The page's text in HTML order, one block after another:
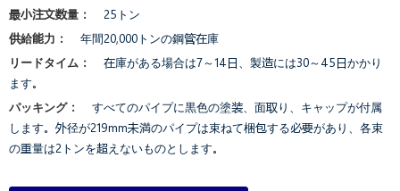
最小注文数量：
25トン
供給能力：
年間20,000トンの鋼管在庫
リードタイム：
在庫がある場合は7～14日、製造には30～45日かかり
ます。
パッキング：
すべてのパイプに黒色の塗装、面取り、キャップが付属
します。外径が219mm未満のパイプは束ねて梱包する必要があり、各束
の重量は2トンを超えないものとします。